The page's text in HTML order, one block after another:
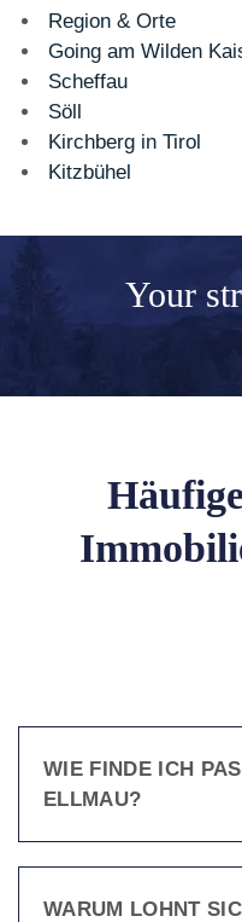
Region & Orte
Going am Wilden
Scheffau
Söll
Kirchberg in Tirol
Kitzbühel
Your
WIE FINDE ICH
ELLMAU?
WARUM LOHNT